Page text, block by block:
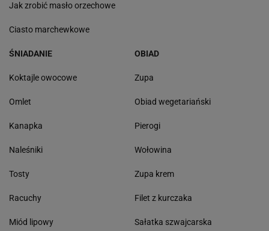
Jak zrobić masło orzechowe
Ciasto marchewkowe
ŚNIADANIE
Koktajle owocowe
Omlet
Kanapka
Naleśniki
Tosty
Racuchy
Miód lipowy
OBIAD
Zupa
Obiad wegetariański
Pierogi
Wołowina
Zupa krem
Filet z kurczaka
Sałatka szwajcarska